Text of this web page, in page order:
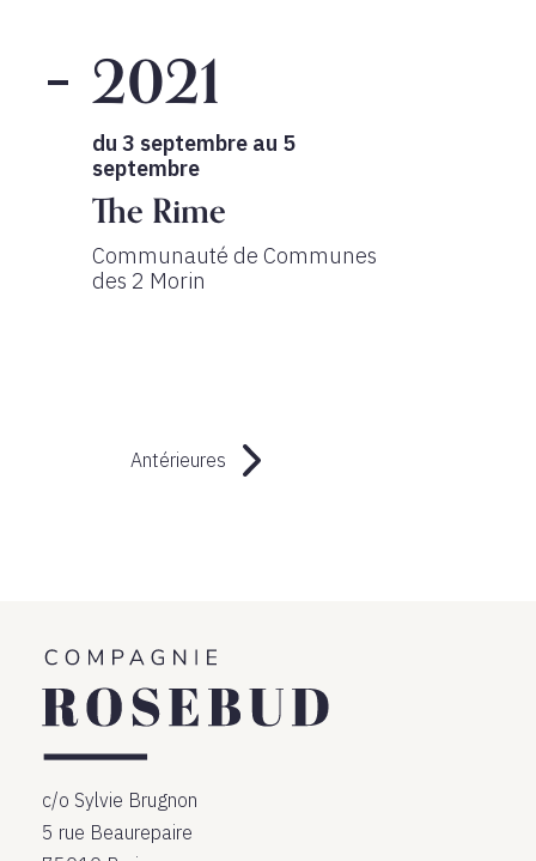
2021
du 3 septembre au 5
septembre
The Rime
Communauté de Communes
des 2 Morin
Antérieures
c/o Sylvie Brugnon
5 rue Beaurepaire